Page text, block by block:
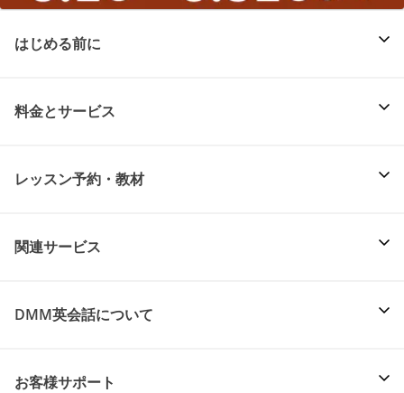
はじめる前に
料金とサービス
レッスン予約・教材
関連サービス
DMM英会話について
お客様サポート